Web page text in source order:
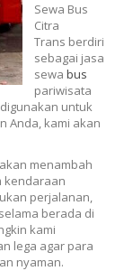
Sewa Bus
Citra
Trans berdiri
sebagai jasa
sewa bus
pariwisata
untuk
Anda, kami akan
menambah
kendaraan
perjalanan,
berada di
kami
lega agar para
nyaman.